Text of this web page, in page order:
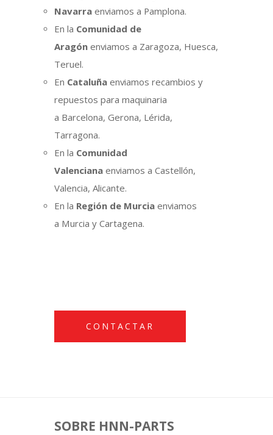
Navarra enviamos a Pamplona.
En la Comunidad de
Aragón enviamos a Zaragoza, Huesca,
Teruel.
En Cataluña enviamos recambios y
repuestos para maquinaria
a Barcelona, Gerona, Lérida,
Tarragona.
En la Comunidad
Valenciana enviamos a Castellón,
Valencia, Alicante.
En la Región de Murcia enviamos
a Murcia y Cartagena.
CONTACTAR
SOBRE HNN-PARTS